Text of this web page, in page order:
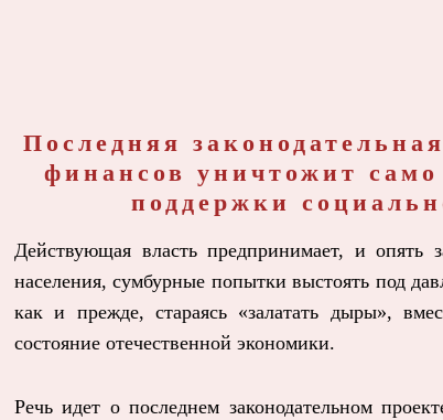
Последняя
финансов уничтожит само
поддержки
Действующая власть предпринимает, и опять
населения, сумбурные попытки выстоять под
как и прежде, стараясь «залатать дыры»,
состояние отечественной экономики.
Речь идет о последнем законодательном